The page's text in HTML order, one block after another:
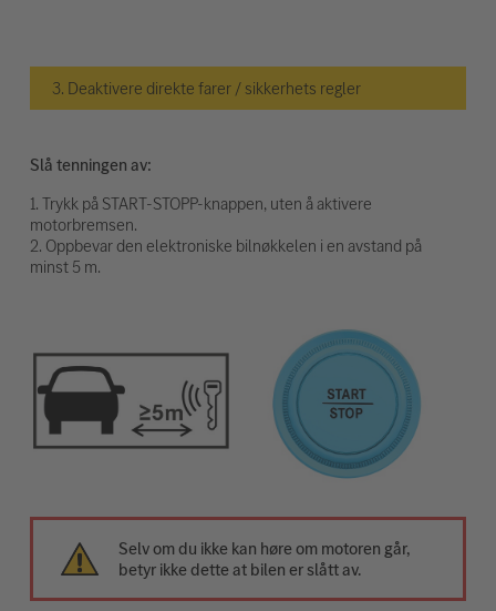
3. Deaktivere direkte farer / sikkerhets regler
Slå tenningen av:
1. Trykk på START-STOPP-knappen, uten å aktivere
motorbremsen.
2. Oppbevar den elektroniske bilnøkkelen i en avstand på
minst 5 m.
Selv om du ikke kan høre om motoren går,
betyr ikke dette at bilen er slått av.